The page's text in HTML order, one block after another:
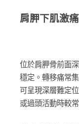
肩胛下肌激
位於肩胛骨前面
穩定。轉移痛常
可呈現深層難定
或過頭活動時較